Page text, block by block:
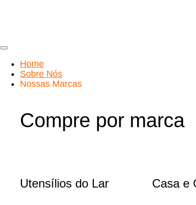
Home
Sobre Nós
Nossas Marcas
Compre por marca
Utensílios do Lar Casa e